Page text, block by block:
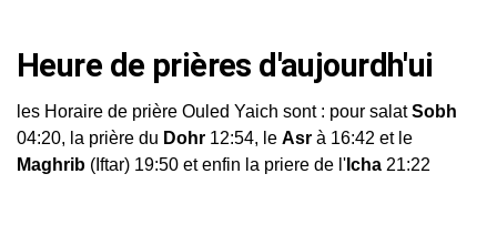
Heure de prières d'aujourdh'ui
les Horaire de prière Ouled Yaich sont : pour salatSobh
04:20, la prière du Dohr 12:54, le Asr à 16:42 et le
Maghrib (Iftar) 19:50 et enfin la priere de l' Icha 21:22